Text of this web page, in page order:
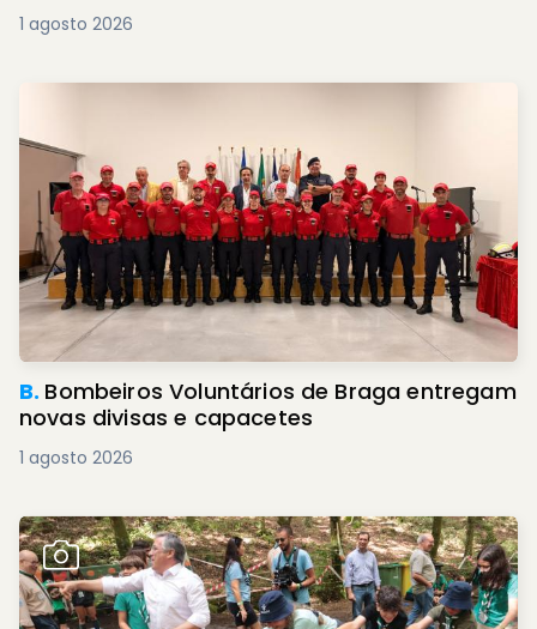
1 agosto 2026
B. Bombeiros Voluntários de Braga entregam
novas divisas e capacetes
1 agosto 2026